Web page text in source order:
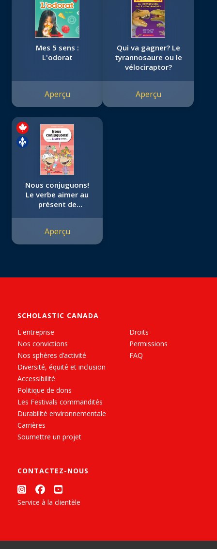
Mes 5 sens :
L'odorat
Aperçu
Qui va gagner? Le
tyrannosaure ou le
vélociraptor?
Aperçu
Nous conjuguons!
Le verbe aimer au
présent de
Aperçu
SCHOLASTIC CANADA
L'entreprise
Nos convictions
Nos sphères d’activité
Diversité, équité et inclusion
Accessibilité
Politique de dons
Les Festivals commandités
Durabilité environnementale
Carrières
Soumettre un projet
Droits
Permissions
FAQ
CONTACTEZ-NOUS
Service à la clientèle